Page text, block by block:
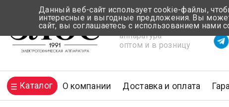
Электротехническая
аппаратура
оптом и в розницу
Каталог О компании Доставка и оплата
Данный веб-сайт использует cookie-файлы,
интересные и выгодные предложения. Вы
сайт, вы соглашаетесь с использованием нами